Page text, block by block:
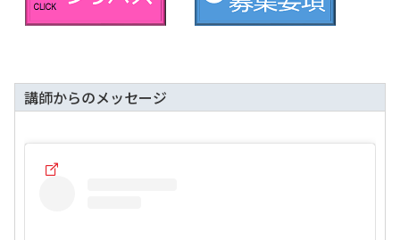
講師からのメッセージ